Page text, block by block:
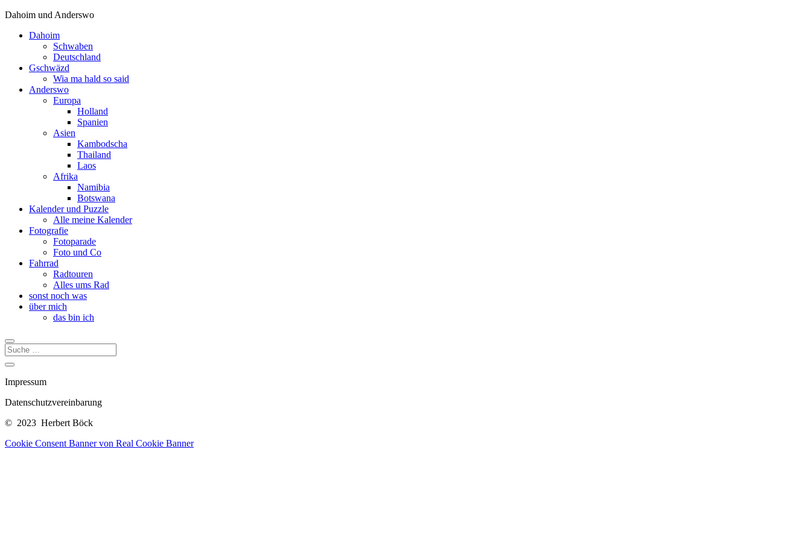
Dahoim und Anderswo
Dahoim
Schwaben
Deutschland
Gschwäzd
Wia ma hald so said
Anderswo
Europa
Holland
Spanien
Asien
Kambodscha
Thailand
Laos
Afrika
Namibia
Botswana
Kalender und Puzzle
Alle meine Kalender
Fotografie
Fotoparade
Foto und Co
Fahrrad
Radtouren
Alles ums Rad
sonst noch was
über mich
das bin ich
Impressum
Datenschutzvereinbarung
© 2023 Herbert Böck
Cookie Consent Banner von Real Cookie Banner